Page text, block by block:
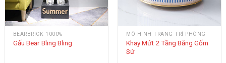
BEARBRICK 1000%
Gấu Bear Bling Bling
MÔ HÌNH TRANG TRÍ PHÒNG
Khay Mứt 2 Tầng Bằng Gốm
Sứ